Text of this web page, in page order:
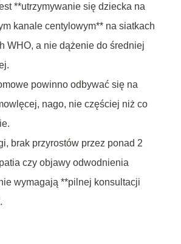
**utrzymywanie się dziecka na
kanale centylowym** na siatkach
WHO, a nie dążenie do średniej
powinno odbywać się na
nago, nie częściej niż co
brak przyrostów przez ponad 2
czy objawy odwodnienia
wymagają **pilnej konsultacji